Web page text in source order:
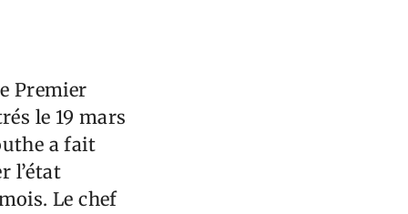
Premier
le 19 mars
a fait
l’état
Le chef